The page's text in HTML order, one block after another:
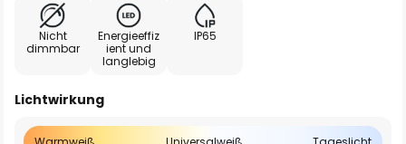
Nicht
dimmbar
Energieeffiz
ient und
langlebig
IP65
Lichtwirkung